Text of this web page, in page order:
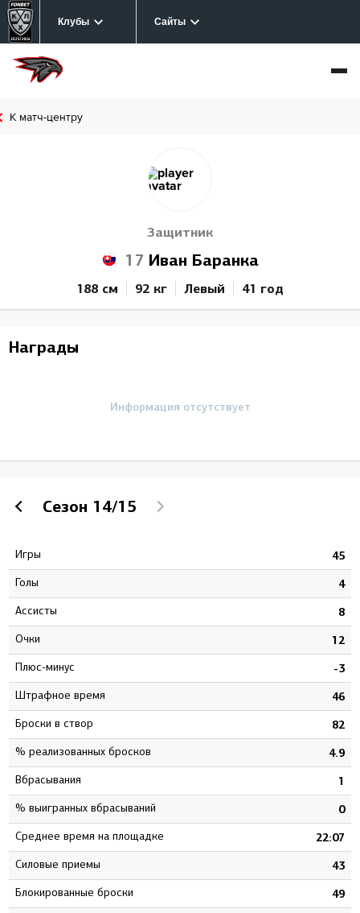
Клубы Сайты
К матч-центру
Защитник
17 Иван Баранка
188 см 92 кг Левый 41 год
Награды
Информация отсутствует
Сезон 14/15
Игры 45
Голы 4
Ассисты 8
Очки 12
Плюс-минус -3
штрафное время 46
Броски в створ 82
% реализованных бросков 4.9
Вбрасывания 1
% выигранных вбрасываний 0
Среднее время на площадке 22:07
Силовые приемы 43
Блокированные броски 49